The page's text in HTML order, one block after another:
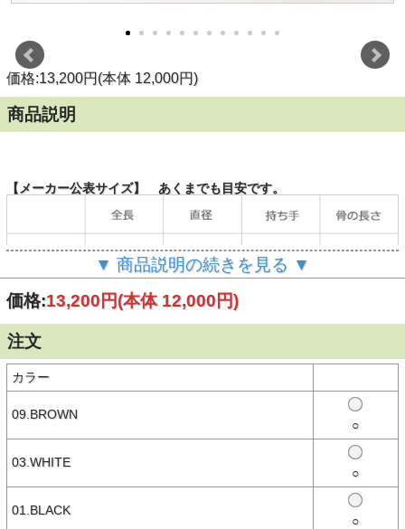
価格:13,200円(本体 12,000円)
商品説明
【メーカー公表サイズ】 あくまでも目安です。
（単位：cm）
【商品説明】
クラシカルな表情はそのままに、従来の「FOLDING BAMBOO」と
比べて、半分以下の重量を実現しました。
広げた時の大きさはそのままですが、折り畳み時の大きさは約10cm
カーボン・アルミニウムの2種類の素材を組み合わせた骨を採用する
ことで高い強度を実現しています。
バンブーの持ち手にブランドロゴをあしらったゴールドのプレートを
配し、高級感のある折りたたみ傘に。
濡れた傘でもストレス無く持ち運べる、便利なケース付き。重さ157
グラム（傘袋込み）
日傘/晴雨兼用傘
▼ 商品説明の続きを見る ▼
価格:13,200円(本体 12,000円)
注文
カラー
09.BROWN
○
03.WHITE
○
01.BLACK
○